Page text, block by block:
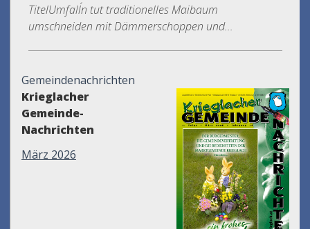
TitelUmfall´n tut traditionelles Maibaum
umschneiden mit Dämmerschoppen und...
Gemeindenachrichten
Krieglacher
Gemeinde-
Nachrichten
März 2026